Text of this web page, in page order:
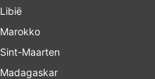
Libië
Marokko
Sint-Maarten
Madagaskar